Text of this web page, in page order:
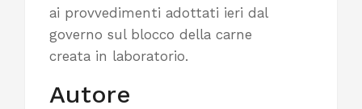
ai provvedimenti adottati ieri dal
governo sul blocco della carne
creata in laboratorio.
Autore